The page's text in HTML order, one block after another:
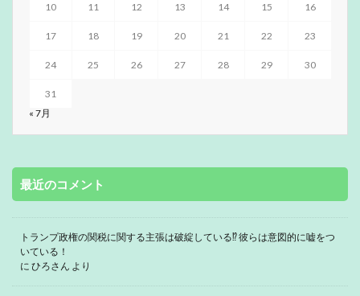
10 11 12 13 14 15 16
17 18 19 20 21 22 23
24 25 26 27 28 29 30
31
« 7月
最近のコメント
トランプ政権の関税に関する主張は破綻している⁉ 彼らは意図的に嘘をつ
いている！
に ひろさん より